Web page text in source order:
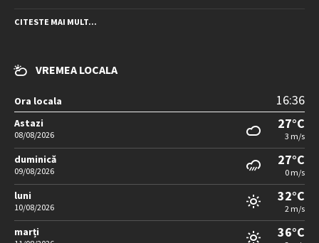
CITESTE MAI MULT...
VREMEA LOCALA
Ora locala 16:36
Astazi
08/08/2026
27°C
3 m/s
duminică
09/08/2026
27°C
0 m/s
luni
10/08/2026
32°C
2 m/s
marți 36°C